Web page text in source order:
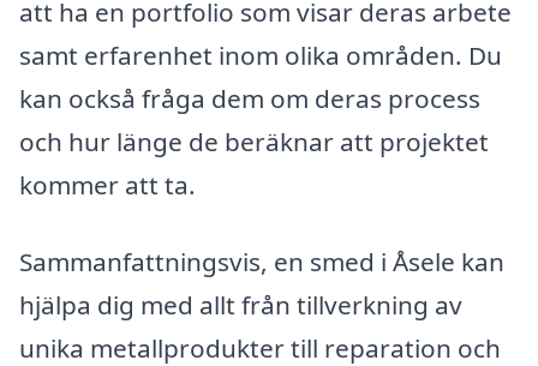
att ha en portfolio som visar deras arbete
samt erfarenhet inom olika områden. Du
kan också fråga dem om deras process
och hur länge de beräknar att projektet
kommer att ta.
Sammanfattningsvis, en smed i Åsele kan
hjälpa dig med allt från tillverkning av
unika metallprodukter till reparation och